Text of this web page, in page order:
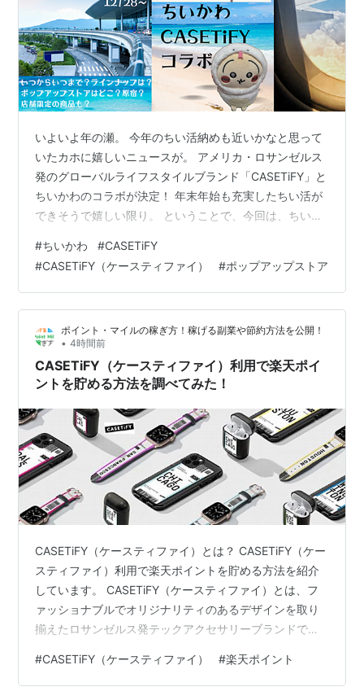
いよいよ年の瀬。 今年のちい活納めも近いかなと思って
いたカホに嬉しいニュースが。 アメリカ・ロサンゼルス
発のグローバルライフスタイルブランド「CASETiFY」と
ちいかわのコラボが決定！ 年末年始も充実したちい活が
できそうで嬉しい限り。 ということで、今回は、ちいか
日 ちいかわ x CASETiFYコラボのポップアップストアに
行った際のレポートを追記しました。 ※1月3日 ちいかわ
x CASETiFYコラボのポップアップストアでの購入品の開
封・使用レポートを追記しました。 ※この記事の画像
は、CASETiFYのHPからお借りし…
#ちいかわ #CASETiFY
#CASETiFY（ケースティファイ） #ポップアップストア
ポイント・マイルの稼ぎ方！稼げる副業や節約方法を公開！
• 4時間前
CASETiFY（ケースティファイ）利用で楽天ポイ
ントを貯める方法を調べてみた！
CASETiFY（ケースティファイ）とは？ CASETiFY（ケー
スティファイ）利用で楽天ポイントを貯める方法を紹介
しています。 CASETiFY（ケースティファイ）とは、フ
ァッショナブルでオリジナリティのあるデザインを取り
揃えたロサンゼルス発テックアクセサリーブランドで
ス、Apple Watchバンド等、個性あふれるデザインと耐
久性を兼ね合わせたアイテムを展開しています。 ここで
#CASETiFY（ケースティファイ） #楽天ポイント